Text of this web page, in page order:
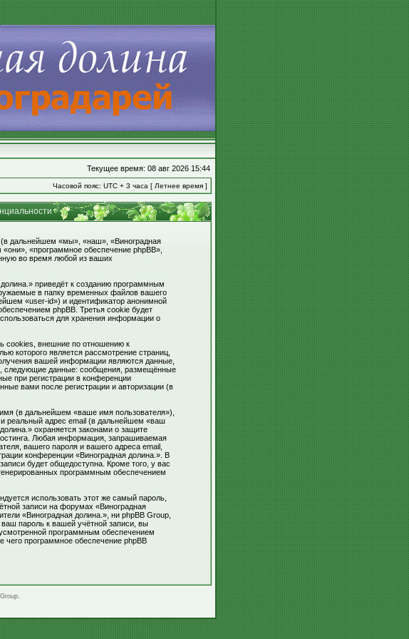
Текущее время: 08 авг 2026 15:44
Часовой пояс: UTC + 3 часа [ Летнее время ]
(в дальнейшем «мы», «наш», «Виноградная
«программное обеспечение phpBB»,
во время любой из ваших
приведёт к созданию программным
в папку временных файлов вашего
«user-id») и идентификатор анонимной
phpBB. Третья cookie будет
для хранения информации о
cookies, внешние по отношению к
которого является рассмотрение страниц,
вашей информации являются данные,
следующие данные: сообщения, размещённые
при регистрации в конференции
вами после регистрации и авторизации (в
(в дальнейшем «ваше имя пользователя»),
реальный адрес email (в дальнейшем «ваш
охраняется законами о защите
Любая информация, запрашиваемая
вашего пароля и вашего адреса email,
конференции «Виноградная долина.». В
будет общедоступна. Кроме того, у вас
программным обеспечением
использовать этот же самый пароль,
записи на форумах «Виноградная
«Виноградная долина.», ни phpBB Group,
пароль к вашей учётной записи, вы
программным обеспечением
программное обеспечение phpBB